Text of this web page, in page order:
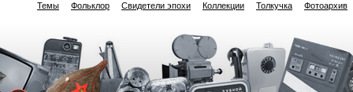
Темы Фольклор Свидетели эпохи Коллекции Толкучка Фотоархив